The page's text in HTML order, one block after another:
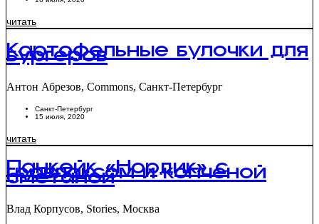
читать
Картофельные булочки для
бургеров
Антон Абрезов, Commons, Санкт-Петербург
Санкт-Петербург
15 июля, 2020
читать
Панкейк «Нордик» с
гравлаксом и копченой
сметаной
Влад Корпусов, Stories, Москва